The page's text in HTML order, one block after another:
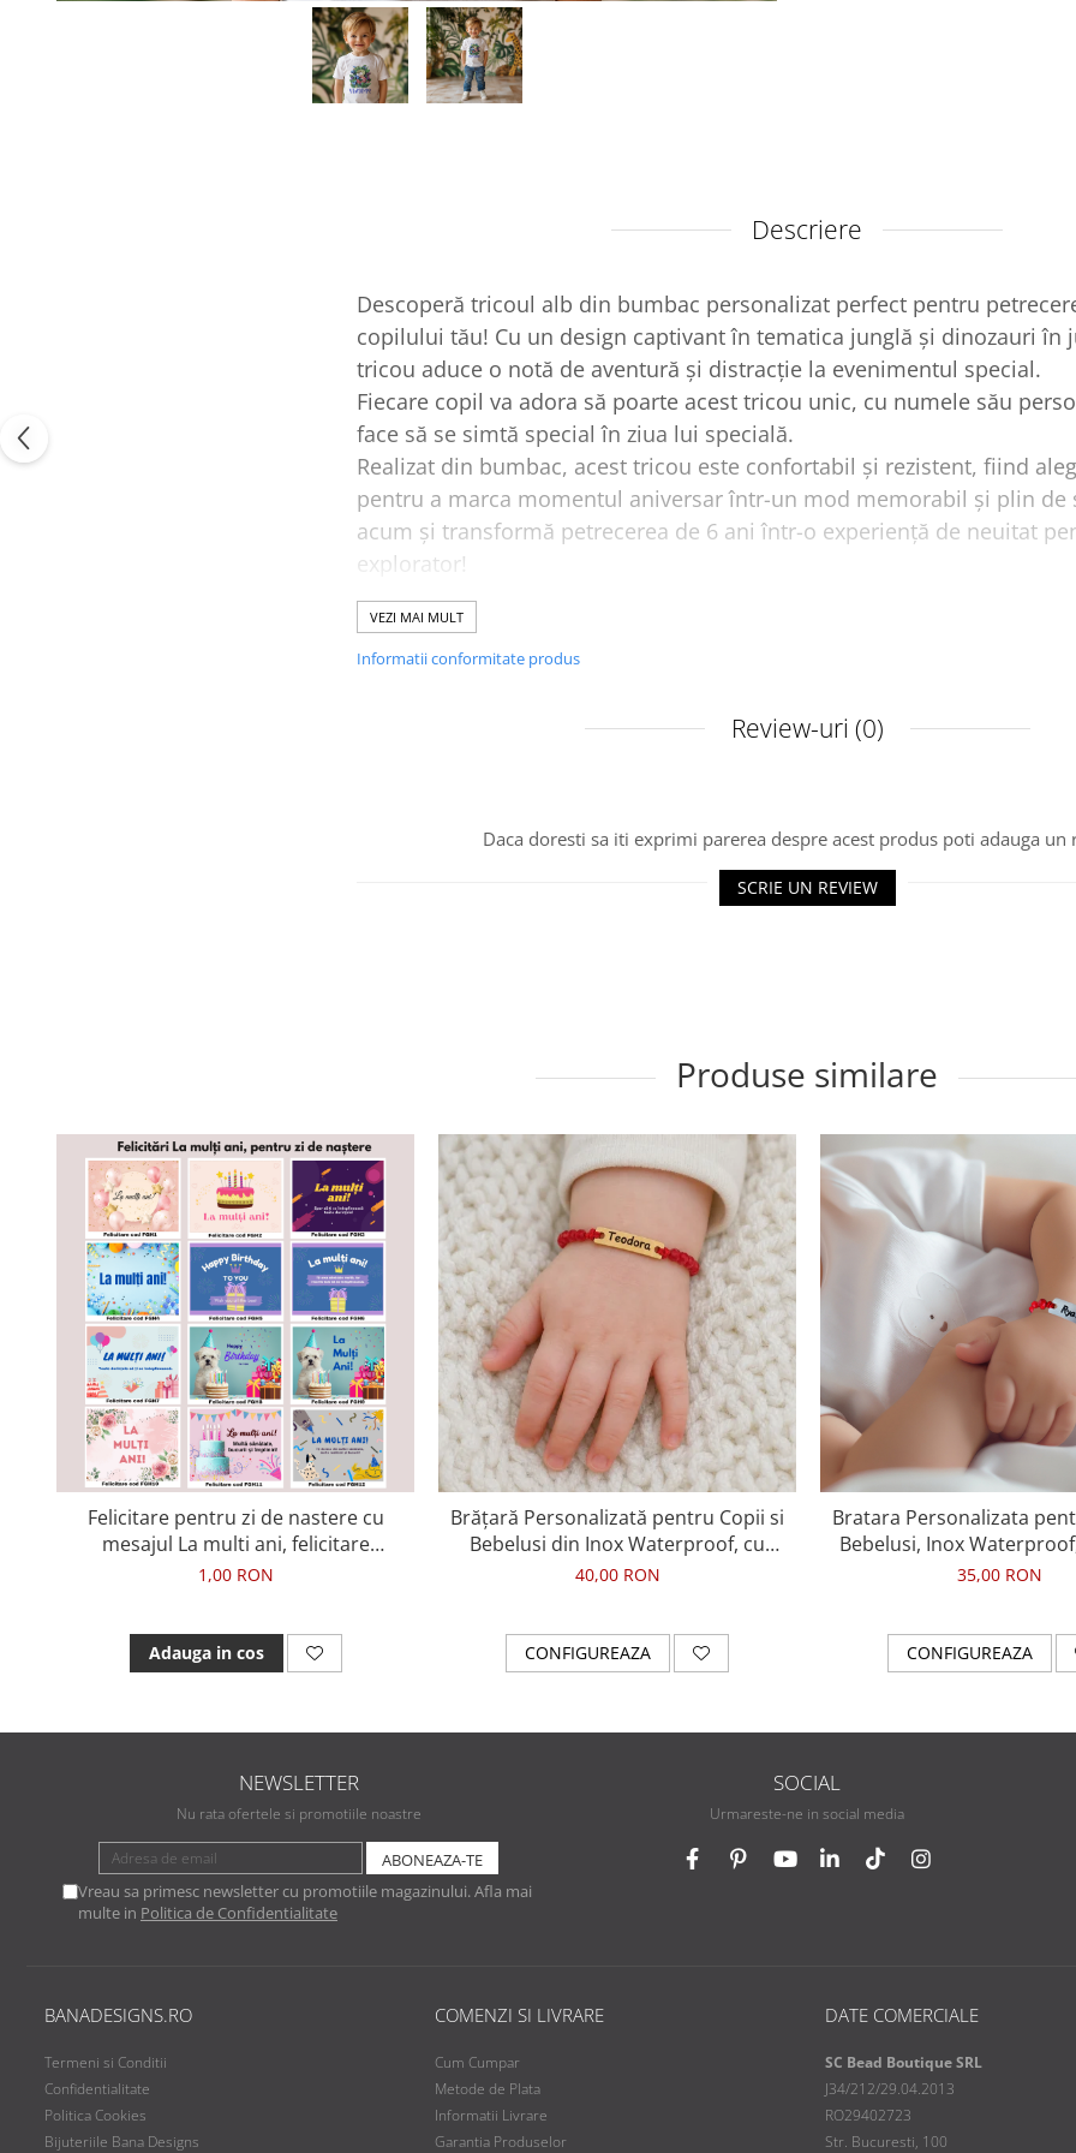
Descriere
Descoperă tricoul alb din bumbac personalizat perfect pentru
copilului tău! Cu un design captivant în tematica junglă și dinozauri în
tricou aduce o notă de aventură și distracție la evenimentul special.
Fiecare copil va adora să poarte acest tricou unic, cu numele său
face să se simtă special în ziua lui specială.
Realizat din bumbac, acest tricou este confortabil și rezistent, fiind
pentru a marca momentul aniversar într-un mod memorabil și plin de
acum și transformă petrecerea de 6 ani într-o experiență de neuitat
explorator!
Cum pot personaliza tricoul?
* Introdu numele copilului in campul Personalizare
VEZI MAI MULT
Informatii conformitate produs
Review-uri (0)
Daca doresti sa iti exprimi parerea despre acest produs poti adauga un
SCRIE UN REVIEW
Produse similare
Felicitare pentru zi de nastere cu
mesajul La multi ani, felicitare
aniversara
1,00 RON
Adauga in cos
Brățară Personalizată pentru Copii si
Bebelusi din Inox Waterproof, cu
cristale rosii
40,00 RON
CONFIGUREAZA
Bratara Personalizata
Bebelusi, Inox
Cristale
35,00 RON
CONFIGUREAZA
NEWSLETTER
Nu rata ofertele si promotiile noastre
Vreau sa primesc newsletter cu promotiile magazinului. Afla mai
multe in Politica de Confidentialitate
SOCIAL
Urmareste-ne in social media
BANADESIGNS.RO
Termeni si Conditii
Confidentialitate
Politica Cookies
Bijuteriile Bana Designs
COMENZI SI LIVRARE
Cum Cumpar
Metode de Plata
Informatii Livrare
Garantia Produselor
DATE COMERCIALE
SC Bead Boutique SRL
J34/212/29.04.2013
RO29402723
Str. Bucuresti, 100